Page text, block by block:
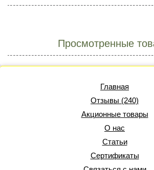
Просмотренные
Главная
Отзывы (240)
Акционные товары
О нас
Статьи
Сертификаты